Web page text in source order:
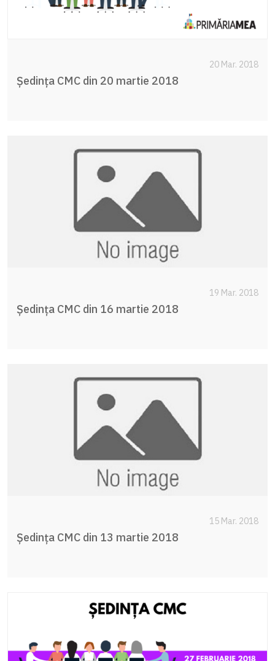
20 Mar. 2018
Ședința CMC din 20 martie 2018
19 Mar. 2018
Ședința CMC din 16 martie 2018
15 Mar. 2018
Ședința CMC din 13 martie 2018